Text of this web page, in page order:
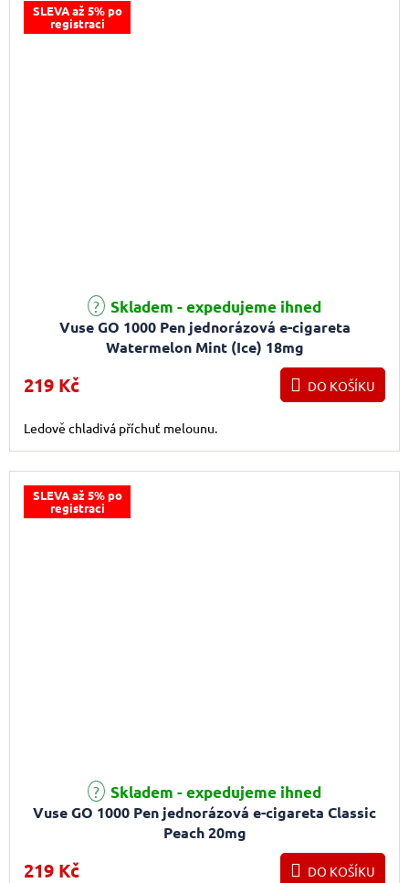
SLEVA až 5% po
registraci
Vuse GO 1000 Pen jednorázová e-cigareta
Watermelon Mint (Ice) 18mg
Průměrné hodnocení produktu je 4,0 z 5 hvězdiček.
Skladem - expedujeme ihned
219 Kč DO KOŠÍKU
Ledově chladivá příchuť melounu.
SLEVA až 5% po
registraci
Vuse GO 1000 Pen jednorázová e-cigareta Classic
Peach 20mg
Skladem - expedujeme ihned
219 Kč DO KOŠÍKU